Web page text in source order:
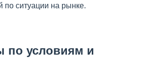
по ситуации на рынке.
по условиям и